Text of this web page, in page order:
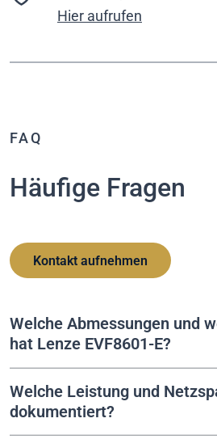
Hier aufrufen
FAQ
Häufige Fragen
Kontakt aufnehmen
Welche Abmessungen und
hat Lenze EVF8601-E?
Welche Leistung und
dokumentiert?